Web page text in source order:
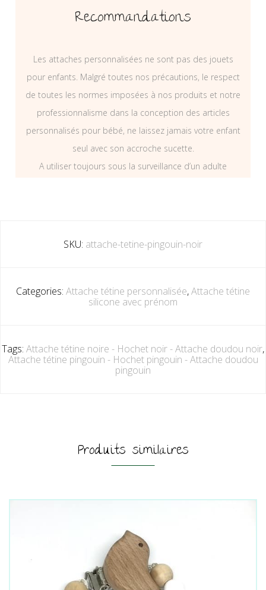
Recommandations
Les attaches personnalisées ne sont pas des jouets
pour enfants. Malgré toutes nos précautions, le respect
de toutes les normes imposées à nos produits et notre
professionnalisme dans la conception des articles
personnalisés pour bébé, ne laissez jamais votre enfant
seul avec son accroche sucette.
A utiliser toujours sous la surveillance d’un adulte
SKU: attache-tetine-pingouin-noir
Categories: Attache tétine personnalisée,Attache tétine
silicone avec prénom
Tags: Attache tétine noire - Hochet noir - Attache doudou noir,
Attache tétine pingouin - Hochet pingouin - Attache doudou
pingouin
Produits similaires